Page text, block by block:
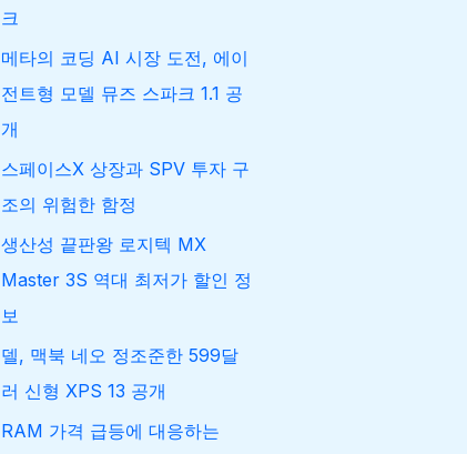
크
메타의 코딩 AI 시장 도전, 에이
전트형 모델 뮤즈 스파크 1.1 공
개
스페이스X 상장과 SPV 투자 구
조의 위험한 함정
생산성 끝판왕 로지텍 MX
Master 3S 역대 최저가 할인 정
보
델, 맥북 네오 정조준한 599달
러 신형 XPS 13 공개
RAM 가격 급등에 대응하는